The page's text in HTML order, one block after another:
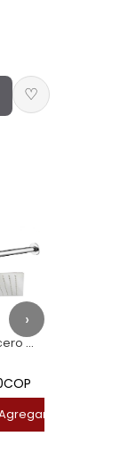
♡
Kit Ducha Acero U...
›